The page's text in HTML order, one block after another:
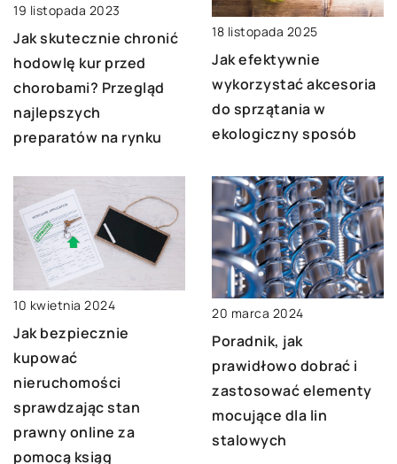
19 listopada 2023
Jak skutecznie chronić
hodowlę kur przed
chorobami? Przegląd
najlepszych
preparatów na rynku
18 listopada 2025
Jak efektywnie
wykorzystać akcesoria
do sprzątania w
ekologiczny sposób
10 kwietnia 2024
Jak bezpiecznie
kupować
nieruchomości
sprawdzając stan
prawny online za
pomocą ksiąg
20 marca 2024
Poradnik, jak
prawidłowo dobrać i
zastosować elementy
mocujące dla lin
stalowych